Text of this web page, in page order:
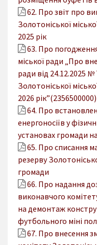
62. Про звіт про
Золотоніської
2025 рік
63. Про
міської ради „Про
ради від 24.12.2025
Золотоніської
2026
64. Про
енергоносіїв у
установах громади
65. Про списання
резерву
громади
66. Про надання
виконавчого
на демонтаж
футбольного міні
67. Про внесення